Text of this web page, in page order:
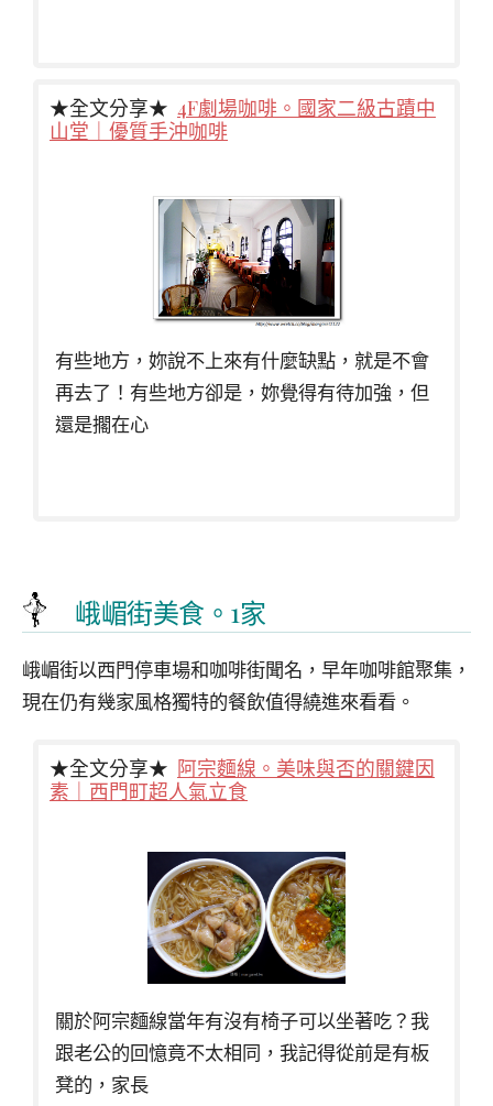
★全文分享★ 4F劇場咖啡。國家二級古蹟中
山堂｜優質手沖咖啡
有些地方，妳說不上來有什麼缺點，就是不會
再去了！有些地方卻是，妳覺得有待加強，但
還是擱在心
峨嵋街美食。1家
峨嵋街以西門停車場和咖啡街聞名，早年咖啡館聚集，
現在仍有幾家風格獨特的餐飲值得繞進來看看。
★全文分享★ 阿宗麵線。美味與否的關鍵因
素｜西門町超人氣立食
關於阿宗麵線當年有沒有椅子可以坐著吃？我
跟老公的回憶竟不太相同，我記得從前是有板
凳的，家長